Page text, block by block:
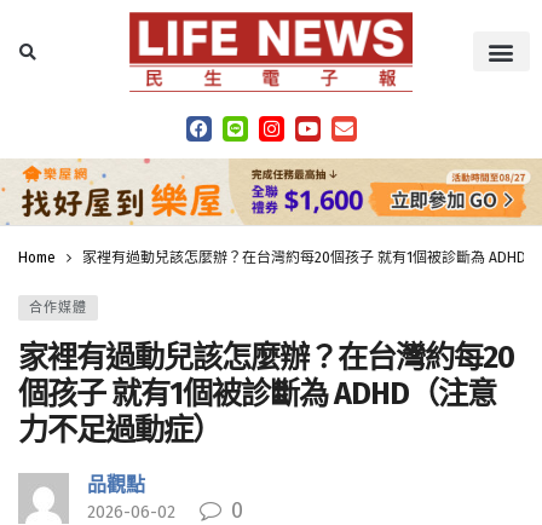
Home 家裡有過動兒該怎麼辦？在台灣約每20個孩子 就有1個被診斷為 ADHD
合作媒體
家裡有過動兒該怎麼辦？在台灣約每20
個孩子 就有1個被診斷為 ADHD（注意
力不足過動症）
品觀點
2026-06-02 0